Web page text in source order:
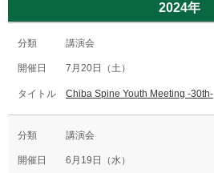
2024年
講演会
7月20日（土）
Chiba Spine Youth Meeting -30th-
講演会
6月19日（水）